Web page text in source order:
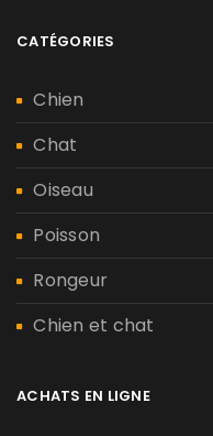
CATÉGORIES
Chien
Chat
Oiseau
Poisson
Rongeur
Chien et chat
ACHATS EN LIGNE